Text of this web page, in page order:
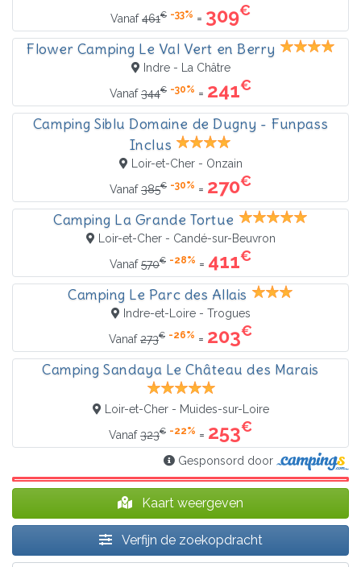
Vanaf461€ -33% = 309€
Flower Camping Le Val Vert en Berry
Indre - La Châtre
Vanaf344€ -30% = 241€
Camping Siblu Domaine de Dugny - Funpass
Inclus
Loir-et-Cher - Onzain
Vanaf385€ -30% = 270€
Camping La Grande Tortue
Loir-et-Cher - Candé-sur-Beuvron
Vanaf570€ -28% = 411€
Camping Le Parc des Allais
Indre-et-Loire - Trogues
Vanaf273€ -26% = 203€
Camping Sandaya Le Château des Marais
Loir-et-Cher - Muides-sur-Loire
Vanaf323€ -22% = 253€
Gesponsord door
Kaart weergeven
Verfijn de zoekopdracht